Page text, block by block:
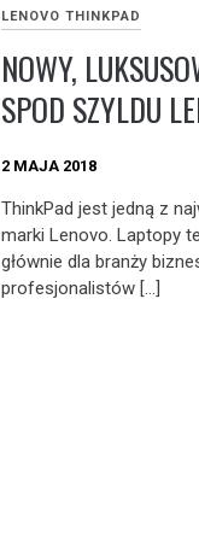
LENOVO THINKPAD
NOWY,
SPOD SZYLDU
2 MAJA 2018
ThinkPad jest jedną z
marki Lenovo. Laptopy
głównie dla branży
profesjonalistów […]